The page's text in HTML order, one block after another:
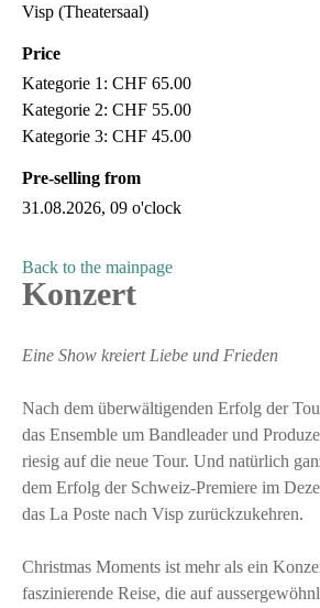
Visp (Theatersaal)
Price
Kategorie 1: CHF 65.00
Kategorie 2: CHF 55.00
Kategorie 3: CHF 45.00
Pre-selling from
31.08.2026, 09 o'clock
Back to the mainpage
Konzert
Eine Show kreiert Liebe und Frieden
Nach dem überwältigenden Erfolg der
das Ensemble um Bandleader und
riesig auf die neue Tour. Und natürlich
dem Erfolg der Schweiz-Premiere im
das La Poste nach Visp zurückzukehren.
Christmas Moments ist mehr als ein
faszinierende Reise, die auf